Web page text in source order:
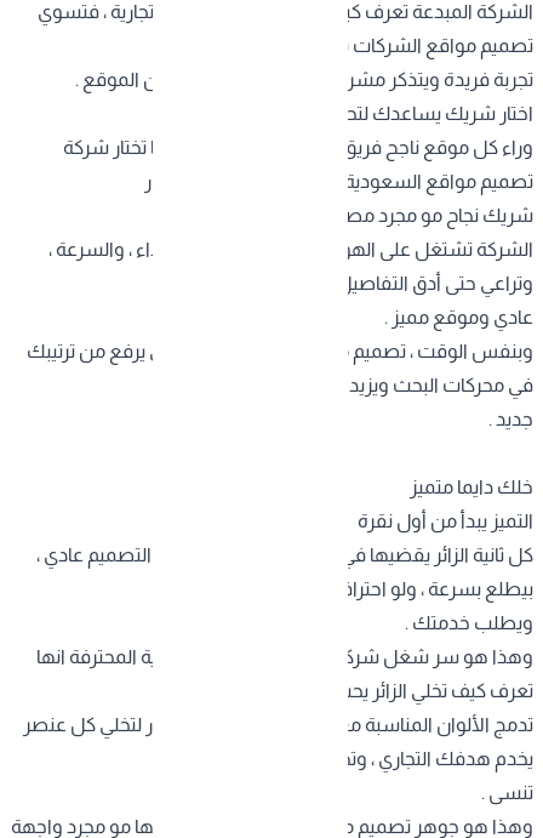
الشركة المبدعة تعرف كيف تدمج التقنية بالهوية التجارية ، فتسوي
تصميم مواقع الشركات بشكل يخلي الزائر يعيش
تجربة فريدة ويتذكر مشروعك حتى بعد ما يطلع من الموقع .
اختار شريك يساعدك لتحقيق نجاحك
وراء كل موقع ناجح فريق يفكر ، يخطط ، ويبدع . لما تختار شركة
تصميم مواقع السعودية متخصصة ، أنت فعلياً تختار
شريك نجاح مو مجرد مصمم .
الشركة تشتغل على الهوية ، تجربة المستخدم ، الأداء ، والسرعة ،
وتراعي حتى أدق التفاصيل اللي تفرق بين موقع
عادي وموقع مميز .
وبنفس الوقت ، تصميم مواقع الشركات الاحترافي يرفع من ترتيبك
في محركات البحث ويزيد فرص ظهورك لجمهور
جديد .
خلك دايما متميز
التميز يبدأ من أول نقرة
كل ثانية الزائر يقضيها في موقعك تعتبر فرصة . لو التصميم عادي ،
بيطلع بسرعة ، ولو احترافي ، بيكمل التصفح
ويطلب خدمتك .
وهذا هو سر شغل شركة تصميم مواقع السعودية المحترفة انها
تعرف كيف تخلي الزائر يحب موقعك من أول ثانية .
تدمج الألوان المناسبة مع تنسيق النصوص والصور لتخلي كل عنصر
يخدم هدفك التجاري ، وتخلق تجربة ممتعة ما
تنسى .
وهذا هو جوهر تصميم مواقع الشركات الحديثة ، إنها مو مجرد واجهة